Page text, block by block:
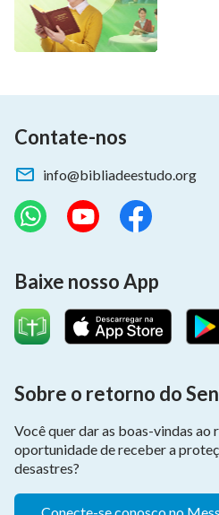
Contate-nos
info@bibliadeestudo.org
Baixe nosso App
Sobre o retorno do
Você quer dar as boas-vindas ao
oportunidade de receber a
desastres?